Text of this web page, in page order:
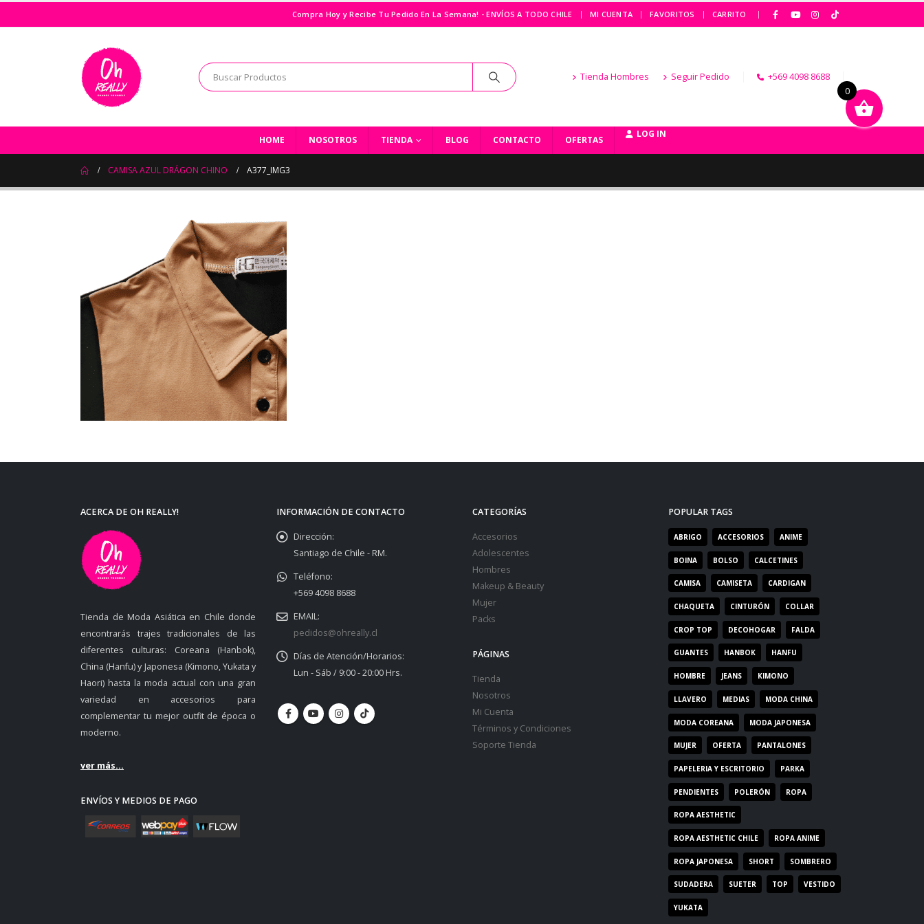
Compra Hoy y Recibe Tu Pedido En La Semana! - ENVÍOS A TODO CHILE | MI CUENTA FAVORITOS CARRITO |
Tienda Hombres Seguir Pedido +569 4098 8688
HOME NOSOTROS TIENDA BLOG CONTACTO OFERTAS
LOG IN
CAMISA AZUL DRÁGON CHINO A377_IMG3
ACERCA DE OH REALLY!
Tienda de Moda Asiática en Chile donde
encontrarás trajes tradicionales de las
diferentes culturas: Coreana (Hanbok),
China (Hanfu) y Japonesa (Kimono, Yukata y
Haori) hasta la moda actual con una gran
variedad en accesorios para
complementar tu mejor outfit de época o
moderno.
ver más...
ENVÍOS Y MEDIOS DE PAGO
INFORMACIÓN DE CONTACTO
Dirección:
Santiago de Chile - RM.
Teléfono:
+569 4098 8688
EMAIL:
pedidos@ohreally.cl
Días de Atención/Horarios:
Lun - Sáb / 9:00 - 20:00 Hrs.
CATEGORÍAS
Accesorios
Adolescentes
Hombres
Makeup & Beauty
Mujer
Packs
PÁGINAS
Tienda
Nosotros
Mi Cuenta
Términos y Condiciones
Soporte Tienda
POPULAR TAGS
ABRIGO ACCESORIOS ANIME
BOINA BOLSO CALCETINES
CAMISA CAMISETA CARDIGAN
CHAQUETA CINTURÓN COLLAR
CROP TOP DECOHOGAR FALDA
GUANTES HANBOK HANFU
HOMBRE JEANS KIMONO
LLAVERO MEDIAS MODA CHINA
MODA COREANA MODA JAPONESA
MUJER OFERTA PANTALONES
PAPELERIA Y ESCRITORIO PARKA
PENDIENTES POLERÓN ROPA
ROPA AESTHETIC
ROPA AESTHETIC CHILE ROPA ANIME
ROPA JAPONESA SHORT SOMBRERO
SUDADERA SUETER TOP VESTIDO
YUKATA
0